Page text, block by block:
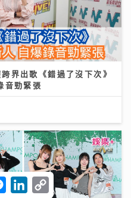
界出歌《錯過了沒下次》
音勁緊張
M
e
L
o